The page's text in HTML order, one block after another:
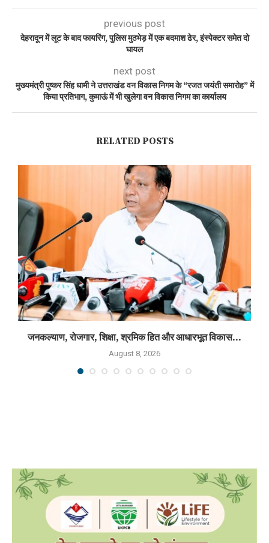
previous post
देहरादून में लूट के बाद फायरिंग, पुलिस मुठभेड़ में एक बदमाश ढेर, इंस्पेक्टर समेत दो
घायल
next post
मुख्यमंत्री पुष्कर सिंह धामी ने उत्तराखंड वन विकास निगम के “रजत जयंती समारोह” में
किया प्रतिभाग, कुमाऊं में भी खुलेगा वन विकास निगम का कार्यालय
RELATED POSTS
जनकल्याण, रोजगार, शिक्षा, श्रमिक हित और आधारभूत विकास...
August 8, 2026